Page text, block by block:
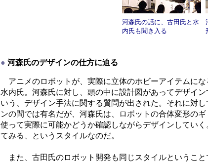
河森氏の話に、古田氏と水
内氏も聞き入る
● 河森氏のデザインの仕方に迫る
アニメのロボットが、実際に立体のホビーアイテムに
水内氏。河森氏に対し、頭の中に設計図があってデザイ
いう、デザイン手法に関する質問が出された。それに対
ンの間では有名だが、河森氏は、ロボットの合体変形の
使って実際に可能かどうか確認しながらデザインしてい
てみる、というスタイルなのだ。
また、古田氏のロボット開発も同じスタイルというこ